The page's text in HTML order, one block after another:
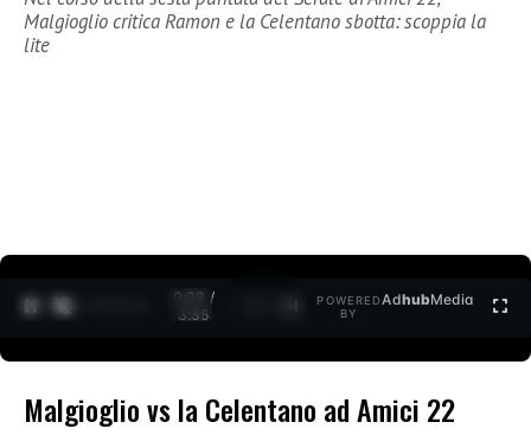
Malgioglio critica Ramon e la Celentano sbotta: scoppia la
lite
0:30 /
3:35
POWERED
BY
AdhubMedia
Malgioglio vs la Celentano ad Amici 22